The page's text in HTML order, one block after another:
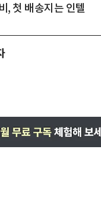
, 첫 배송지는 인텔